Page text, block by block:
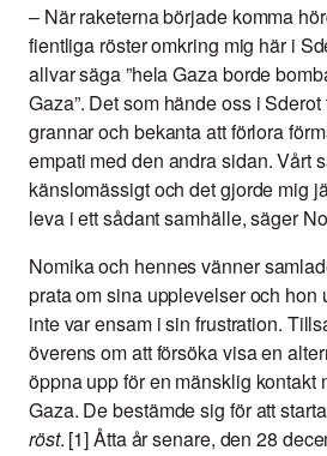
–När raketerna började komma
fientliga röster omkring mig här i
allvar säga ”hela Gaza borde
Gaza”. Det som hände oss i
grannar och bekanta att förlora
empati med den andra sidan. Vårt
känslomässigt och det gjorde mig
leva i ett sådant samhälle, säger
Nomika och hennes vänner
prata om sina upplevelser och hon
inte var ensam i sin frustration.
överens om att försöka visa en
öppna upp för en mänsklig kontakt
Gaza. De bestämde sig för att
röst. [1] Åtta år senare, den 28